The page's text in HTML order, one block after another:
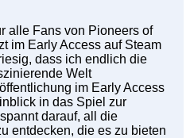
alle Fans von Pioneers of
im Early Access auf Steam
dass ich endlich die
Welt
im Early Access
in das Spiel zur
darauf, all die
entdecken, die es zu bieten